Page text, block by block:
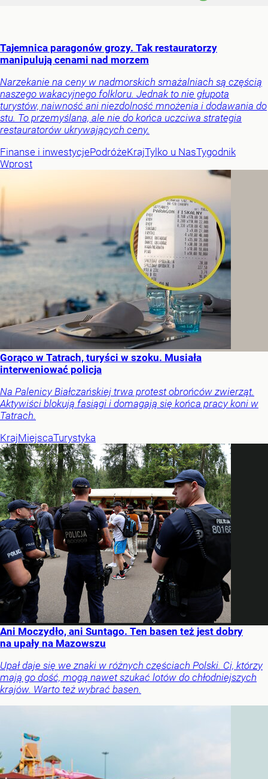
Tajemnica paragonów grozy. Tak restauratorzy
manipulują cenami nad morzem
Narzekanie na ceny w nadmorskich smażalniach są częścią
naszego wakacyjnego folkloru. Jednak to nie głupota
turystów, naiwność ani niezdolność mnożenia i dodawania do
stu. To przemyślana, ale nie do końca uczciwa strategia
restauratorów ukrywających ceny.
Finanse i inwestycjePodróżeKrajTylko u NasTygodnik
Wprost
Gorąco w Tatrach, turyści w szoku. Musiała
interweniować policja
Na Palenicy Białczańskiej trwa protest obrońców zwierząt.
Aktywiści blokują fasiągi i domagają się końca pracy koni w
Tatrach.
KrajMiejscaTurystyka
Ani Moczydło, ani Suntago. Ten basen też jest dobry
na upały na Mazowszu
Upał daje się we znaki w różnych częściach Polski. Ci, którzy
mają go dość, mogą nawet szukać lotów do chłodniejszych
krajów. Warto też wybrać basen.